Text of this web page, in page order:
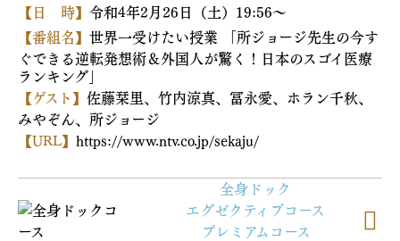
【日 時】 令和4年2月26日（土）19:56〜
【番組名】 世界一受けたい授業 「所ジョージ先生の今す
ぐできる逆転発想術＆外国人が驚く！日本のスゴイ医療
ランキング」
【ゲスト】 佐藤栞里、竹内涼真、冨永愛、ホラン千秋、
みやぞん、所ジョージ
【URL】 https://www.ntv.co.jp/sekaju/
全身ドック
エグゼクティブコース
プレミアムコース